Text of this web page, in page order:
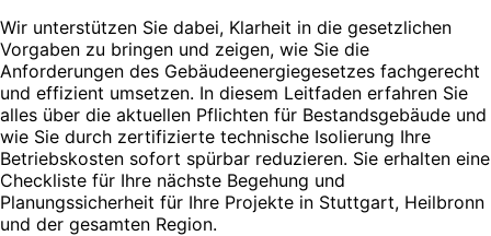
Wir unterstützen Sie dabei, Klarheit in die gesetzlichen
Vorgaben zu bringen und zeigen, wie Sie die
Anforderungen des Gebäudeenergiegesetzes fachgerecht
und effizient umsetzen. In diesem Leitfaden erfahren Sie
alles über die aktuellen Pflichten für Bestandsgebäude und
wie Sie durch zertifizierte technische Isolierung Ihre
Betriebskosten sofort spürbar reduzieren. Sie erhalten eine
Checkliste für Ihre nächste Begehung und
Planungssicherheit für Ihre Projekte in Stuttgart, Heilbronn
und der gesamten Region.